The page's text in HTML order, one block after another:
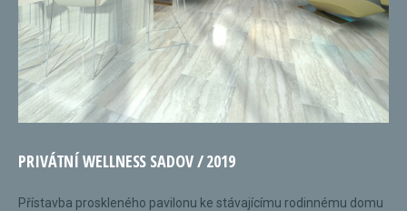
PRIVÁTNÍ WELLNESS SADOV / 2019
Přístavba proskleného pavilonu ke stávajícímu rodinnému domu